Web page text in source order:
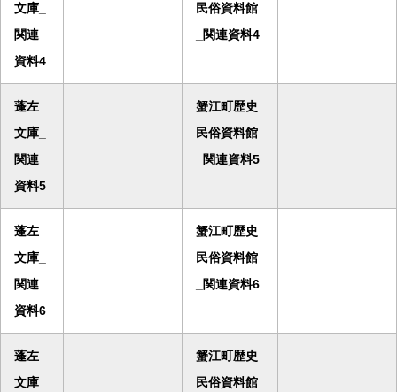
文庫_
関連
資料4
民俗資料館
_関連資料4
蓬左
文庫_
関連
資料5
蟹江町歴史
民俗資料館
_関連資料5
蓬左
文庫_
関連
資料6
蟹江町歴史
民俗資料館
_関連資料6
蓬左
文庫_
蟹江町歴史
民俗資料館